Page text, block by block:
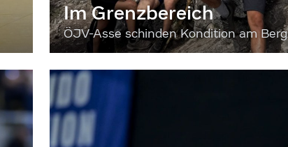
Im Grenzbereich
ÖJV-Asse schinden Kondition am Berg